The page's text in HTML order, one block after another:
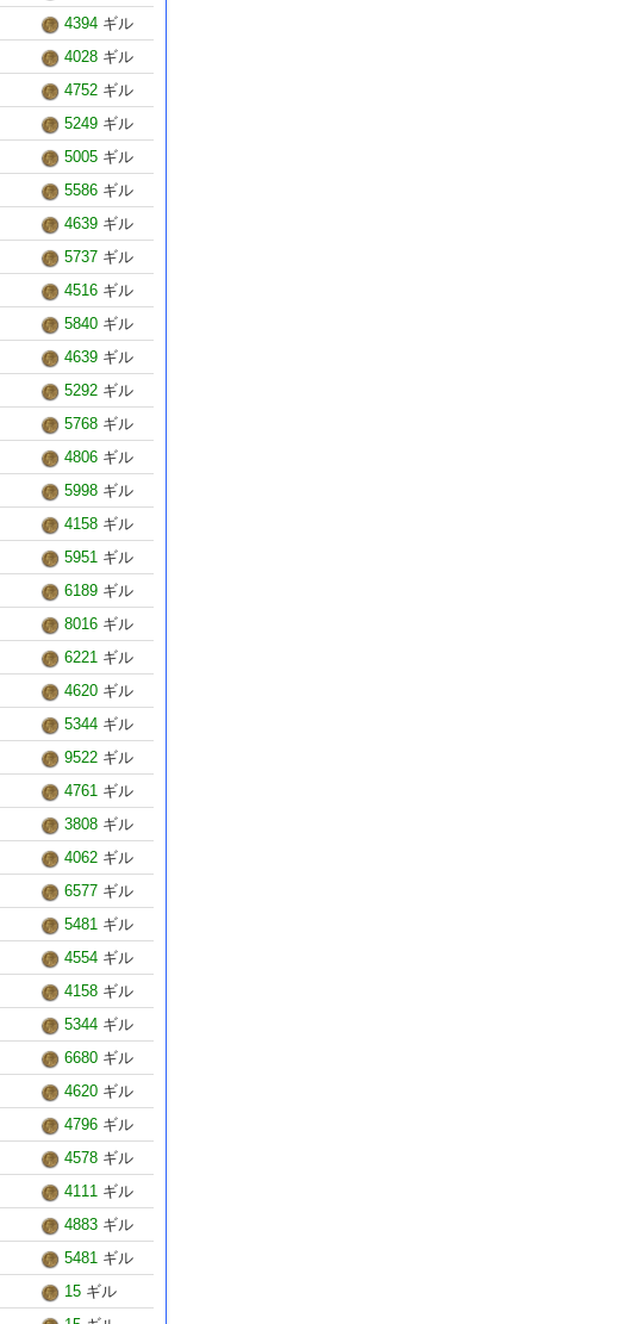
4394 ギル
4028 ギル
4752 ギル
5249 ギル
5005 ギル
5586 ギル
4639 ギル
5737 ギル
4516 ギル
5840 ギル
4639 ギル
5292 ギル
5768 ギル
4806 ギル
5998 ギル
4158 ギル
5951 ギル
6189 ギル
8016 ギル
6221 ギル
4620 ギル
5344 ギル
9522 ギル
4761 ギル
3808 ギル
4062 ギル
6577 ギル
5481 ギル
4554 ギル
4158 ギル
5344 ギル
6680 ギル
4620 ギル
4796 ギル
4578 ギル
4111 ギル
4883 ギル
5481 ギル
15 ギル